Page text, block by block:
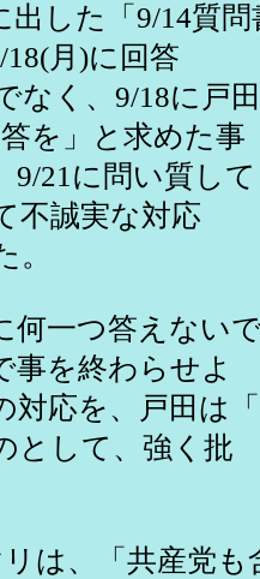
した「9/14質
月)に回答
なく、9/18に戸
を」と求めた事
9/21に問い質し
不誠実な対応
。
一つ答えない
事を終わらせよ
対応を、戸田は
として、強く批
は、「共産党も